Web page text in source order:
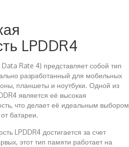
LPDDR4
Rate 4) представляет собой тип
разработанный для мобильных
планшеты и ноутбуки. Одной из
является её высокая
что делает её идеальным выбором
батареи.
LPDDR4 достигается за счет
этот тип памяти работает на